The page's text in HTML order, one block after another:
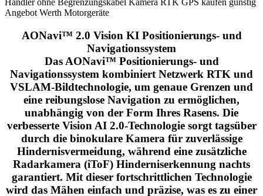
AONavi™ 2.0 Vision KI Positionierungs- und
Navigationssystem
Das AONavi™ Positionierungs- und
Navigationssystem kombiniert Netzwerk RTK und
VSLAM-Bildtechnologie, um genaue Grenzen und
eine reibungslose Navigation zu ermöglichen,
unabhängig von der Form Ihres Rasens. Die
verbesserte Vision AI 2.0-Technologie sorgt tagsüber
durch die binokulare Kamera für zuverlässige
Hindernisvermeidung, während eine zusätzliche
Radarkamera (iToF) Hinderniserkennung nachts
garantiert. Mit dieser fortschrittlichen Technologie
wird das Mähen einfach und präzise, ​​was es zu einer